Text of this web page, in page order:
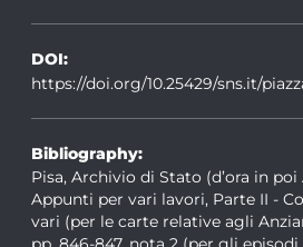
DOI:
https://doi.org/10.25429/sns.it/
Bibliography:
Pisa, Archivio di Stato (d’ora in poi
Appunti per vari lavori, Parte II -
vari (per le carte relative agli